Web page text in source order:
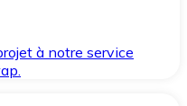
à notre service